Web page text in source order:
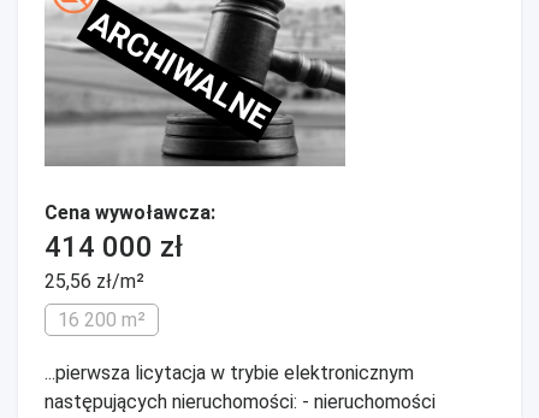
ARCHIWALNE
Cena wywoławcza:
414 000 zł
25,56 zł/m²
16 200 m²
...pierwsza licytacja w trybie elektronicznym
następujących nieruchomości: - nieruchomości